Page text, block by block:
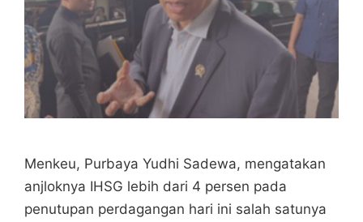
Menkeu, Purbaya Yudhi Sadewa, mengatakan
anjloknya IHSG lebih dari 4 persen pada
penutupan perdagangan hari ini salah satunya